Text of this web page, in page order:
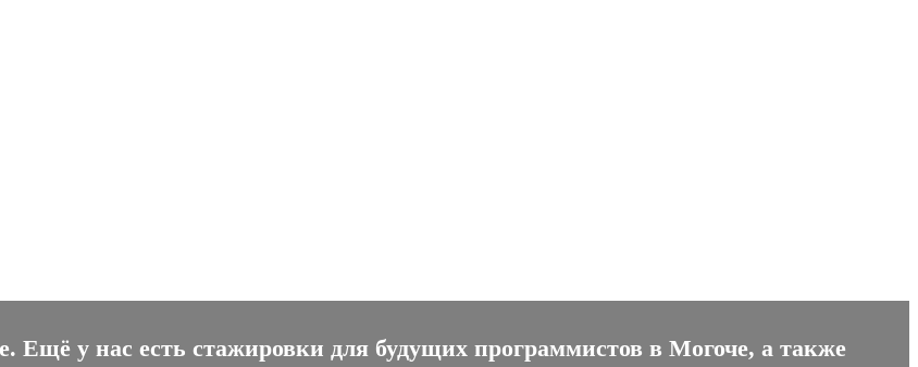
Ещё у нас есть стажировки для будущих программистов в Могоче, а также